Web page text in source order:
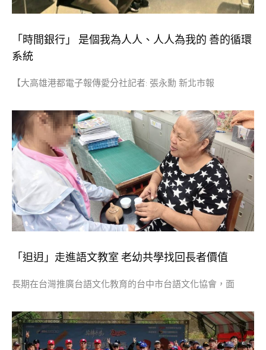
「時間銀行」 是個我為人人、人人為我的 善的循環
系統
【大高雄港都電子報傳愛分社記者: 張永勳 新北市報
「𨑨迌」走進語文教室 老幼共學找回長者價值
長期在台灣推廣台語文化教育的台中市台語文化協會，面